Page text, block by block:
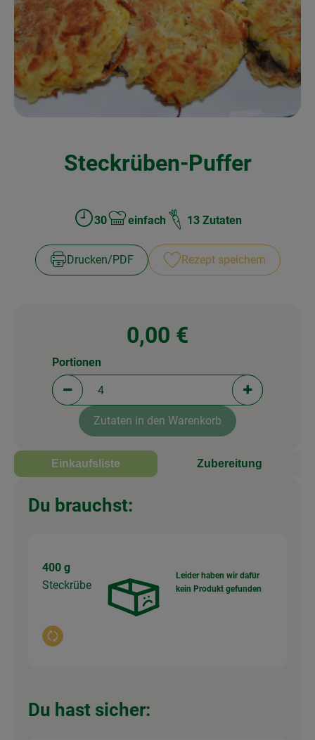
Kochen & Backen
Naturkost
Drogerie
Veranstaltungen
Steckrüben-Puffer
Zubreitungszeit:
30
Schwierigkeit:
einfach 13 Zutaten
Drucken​/​PDF Rezept speichern
0,00 €
Portionen verringern (aktuell 4 Portionen
Portionen
Portionen
Zutaten in den Warenkorb
Einkaufsliste Zubereitung
Du brauchst:
400 g
Steckrübe
Auswahl ändern
Leider haben wir dafür
kein Produkt gefunden
Du hast sicher: